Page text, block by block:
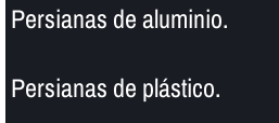
Persianas de aluminio.
Persianas de plástico.